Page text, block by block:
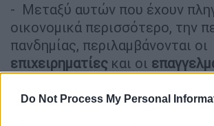
Do Not Process My Personal
- Μεταξύ αυτών που έχουν
οικονομικά περισσότερο, την
πανδημίας, περιλαμβάνονται οι
επιχειρηματίες και οι
Ειδικότερα: